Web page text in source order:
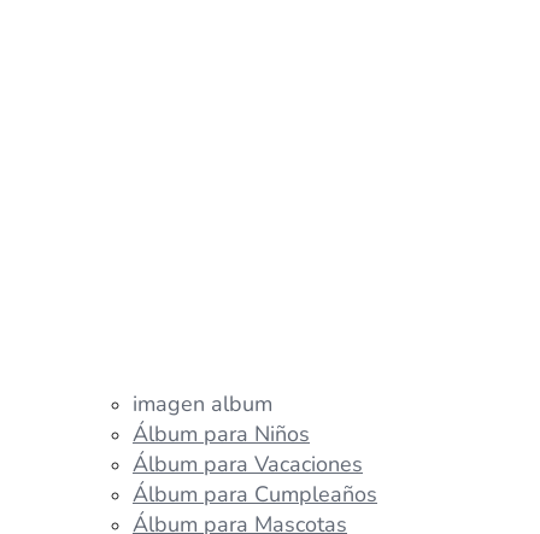
imagen album
Álbum para Niños
Álbum para Vacaciones
Álbum para Cumpleaños
Álbum para Mascotas